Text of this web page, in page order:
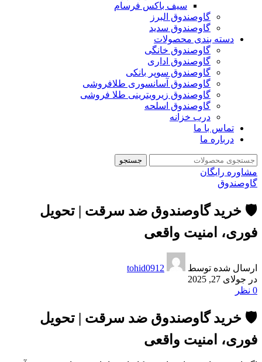
سیف باکس فرسام
گاوصندوق البرز
گاوصندوق سدید
دسته بندی محصولات
گاوصندوق خانگی
گاوصندوق اداری
گاوصندوق سوپر بانکی
گاوصندوق آسانسوری طلافروشی
گاوصندوق زیرویترینی طلا فروشی
گاوصندوق اسلحه
درب خزانه
تماس با ما
درباره ما
جستجو
مشاوره رایگان
گاوصندوق
🛡️ خرید گاوصندوق ضد سرقت | تحویل
فوری، امنیت واقعی
ارسال شده توسط
tohid0912
در جولای 27, 2025
0 نظر
🛡️ خرید گاوصندوق ضد سرقت | تحویل
فوری، امنیت واقعی